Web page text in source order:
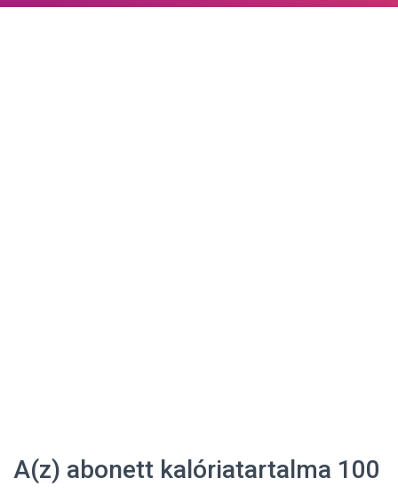
A(z) abonett kalóriatartalma 100